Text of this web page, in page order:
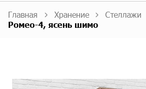
Главная Хранение Стеллажи
Ромео-4, ясень шимо